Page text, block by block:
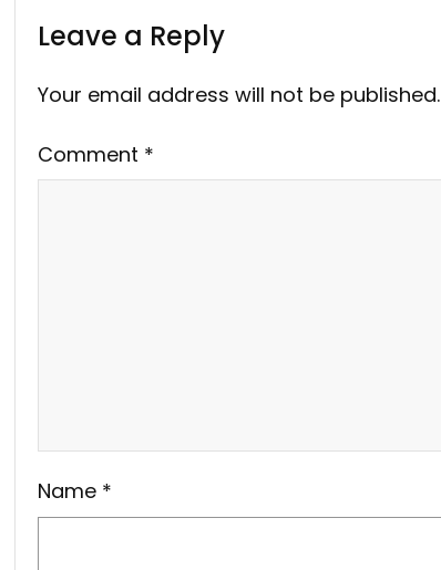
Leave a Reply
Your email address will not be published.
Comment *
Name *